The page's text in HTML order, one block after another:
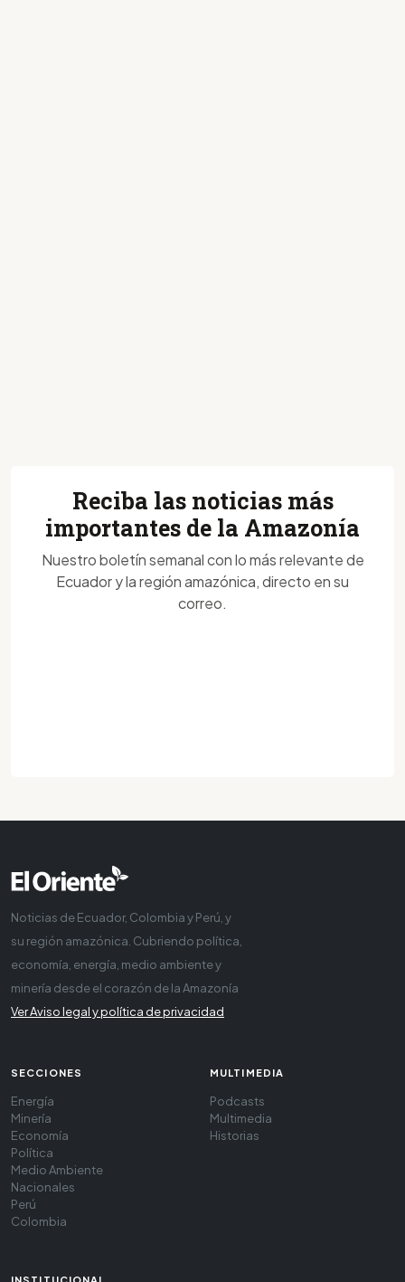
Reciba las noticias más
importantes de la Amazonía
Nuestro boletín semanal con lo más relevante de
Ecuador y la región amazónica, directo en su
correo.
Noticias de Ecuador, Colombia y Perú, y
su región amazónica. Cubriendo política,
economía, energía, medio ambiente y
minería desde el corazón de la Amazonía
Ver Aviso legal y política de privacidad
SECCIONES
Energía
Minería
Economía
Política
Medio Ambiente
Nacionales
Perú
Colombia
MULTIMEDIA
Podcasts
Multimedia
Historias
INSTITUCIONAL